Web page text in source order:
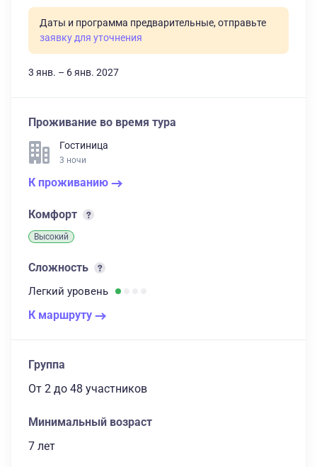
Даты и программа предварительные, отправьте
заявку для уточнения
3 янв. – 6 янв. 2027
Проживание во время тура
Гостиница
3 ночи
К проживанию
Комфорт
Высокий
Сложность
Легкий уровень
К маршруту
Группа
От 2 до 48 участников
Минимальный возраст
7 лет